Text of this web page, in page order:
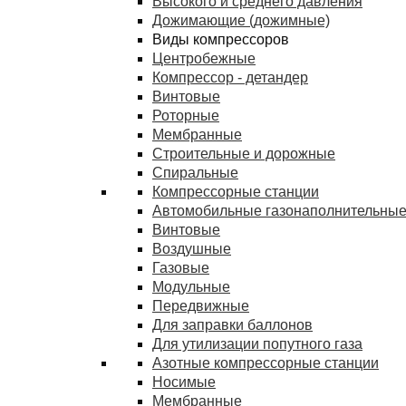
Дожимающие (дожимные)
Виды компрессоров
Центробежные
Компрессор - детандер
Винтовые
Роторные
Мембранные
Строительные и дорожные
Спиральные
Компрессорные станции
Автомобильные
Винтовые
Воздушные
Газовые
Модульные
Передвижные
Для заправки баллонов
Для утилизации попутного газа
Азотные компрессорные станции
Носимые
Мембранные